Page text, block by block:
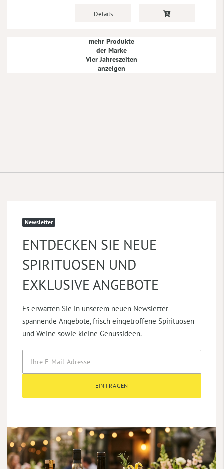
Details
mehr Produkte
der Marke
Vier Jahreszeiten
anzeigen
Newsletter
ENTDECKEN SIE NEUE
SPIRITUOSEN UND
EXKLUSIVE ANGEBOTE
Es erwarten Sie in unserem neuen Newsletter
spannende Angebote, frisch eingetroffene Spirituosen
und Weine sowie kleine Genussideen.
EINTRAGEN